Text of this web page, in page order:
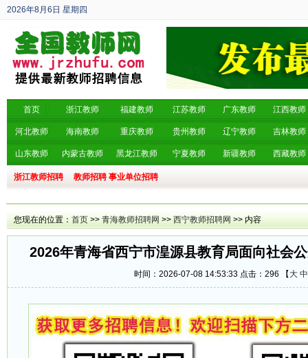
2026年8月6日 星期四
丙午年 六月廿四
首页 浙江教师 福建教师 江苏教师 广东教师 江西教师
河北教师 海南教师 重庆教师 贵州教师 辽宁教师 吉林教师
山东教师 内蒙古教师 黑龙江教师 宁夏教师 新疆教师 西藏教师
浙江教师招聘 教师招聘 事业单位招聘
您现在的位置： 首页 >> 青海教师招聘网 >> 西宁教师招聘网 >> 内容
2026年青海省西宁市湟源县教育局面向社会
时间：2026-07-08 14:53:33 点击： 296 【 大 中